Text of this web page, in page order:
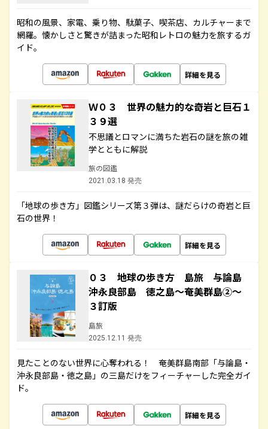
昭和の風景、家電、乗り物、駄菓子、喫茶店、カルチャーまで
網羅。懐かしさと驚きが詰まった昭和レトロの魅力を旅するガ
イド。
詳細を見る
Ｗ０３ 世界の魅力的な奇岩と巨石１
３９選
不思議とロマンに満ちた岩石の謎を旅の雑
学とともに解説
旅の図鑑
2021.03.18 発売
「地球の歩き方」図鑑シリーズ第３弾は、謎だらけの奇岩と巨
石の世界！
詳細を見る
０３ 地球の歩き方 島旅 与論島
沖永良部島 徳之島～奄美群島②～
３訂版
島旅
2025.12.11 発売
見たことのない世界に心奪われる！ 奄美群島南部「与論島・
沖永良部島・徳之島」の三島だけをフィーチャーした完全ガイ
ド。
詳細を見る